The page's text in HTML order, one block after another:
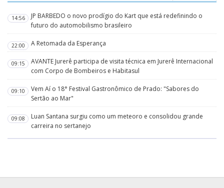
14:56
JP BARBEDO o novo prodígio do Kart que está redefinindo o
futuro do automobilismo brasileiro
22:00 A Retomada da Esperança
09:15
AVANTE Jurerê participa de visita técnica em Jurerê Internacional
com Corpo de Bombeiros e Habitasul
09:10
Vem Aí o 18° Festival Gastronômico de Prado: "Sabores do
Sertão ao Mar"
09:08
Luan Santana surgiu como um meteoro e consolidou grande
carreira no sertanejo